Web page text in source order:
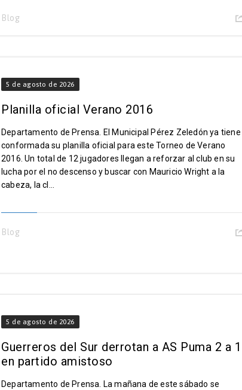
Blog
5 de agosto de 2026
Planilla oficial Verano 2016
Departamento de Prensa. El Municipal Pérez Zeledón ya tiene
conformada su planilla oficial para este Torneo de Verano
2016. Un total de 12 jugadores llegan a reforzar al club en su
lucha por el no descenso y buscar con Mauricio Wright a la
cabeza, la cl...
Blog
5 de agosto de 2026
Guerreros del Sur derrotan a AS Puma 2 a 1
en partido amistoso
Departamento de Prensa. La mañana de este sábado se